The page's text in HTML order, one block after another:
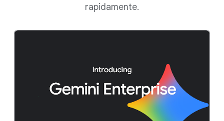
rapidamente.